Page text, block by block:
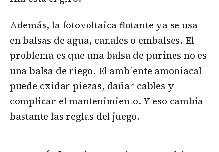
Además, la fotovoltaica flotante ya se usa
en balsas de agua, canales o embalses. El
problema es que una balsa de purines no es
una balsa de riego. El ambiente amoniacal
puede oxidar piezas, dañar cables y
complicar el mantenimiento. Y eso cambia
bastante las reglas del juego.